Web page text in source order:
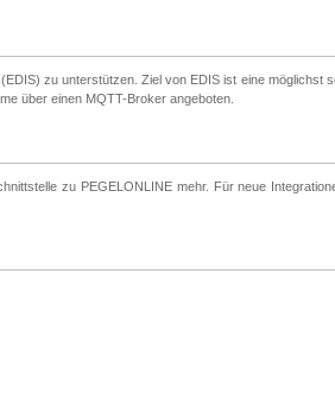
zu unterstützen. Ziel von EDIS ist eine möglichst
über einen MQTT-Broker angeboten.
zu PEGELONLINE mehr. Für neue